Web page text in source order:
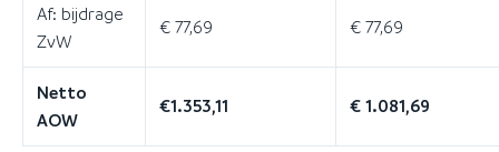
Af: bijdrage
ZvW
€ 77,69 € 77,69
Netto
AOW
€1.353,11 € 1.081,69